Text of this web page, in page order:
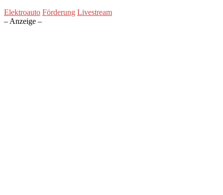
Elektroauto Förderung Livestream
– Anzeige –